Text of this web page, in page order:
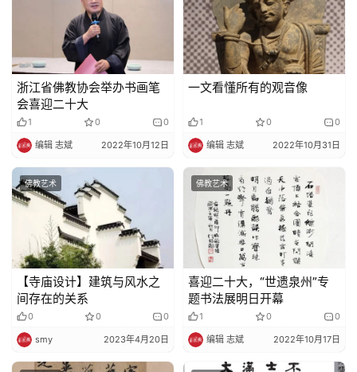
浙江省佛教协会举办书画笔
会喜迎二十大
1 0 0
编辑 志斌 2022年10月12日
一文看懂所有的观音像
1 0 0
编辑 志斌 2022年10月31日
佛教艺术
【寺庙设计】建筑与风水之
间存在的关系
0 0 0
smy 2023年4月20日
佛教艺术
喜迎二十大，“世遗泉州”专
题书法展明日开幕
1 0 0
编辑 志斌 2022年10月17日